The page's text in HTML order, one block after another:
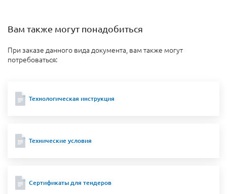
Вам также могут понадобиться
При заказе данного вида документа, вам также могут
потребоваться:
Технологическая инструкция
Технические условия
Сертификаты для тендеров